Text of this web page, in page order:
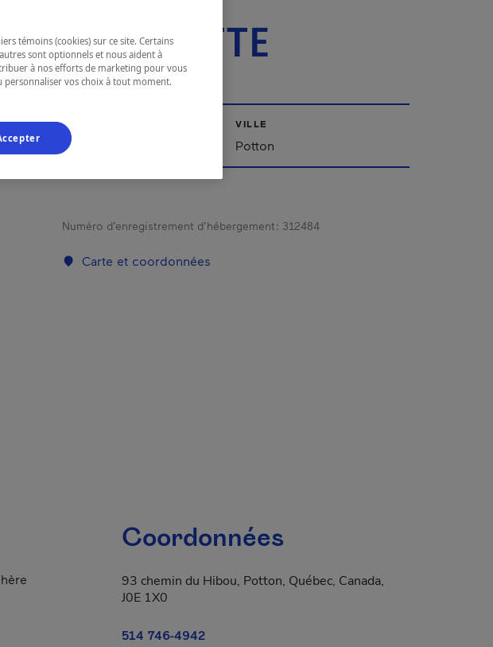
COSSETTE
RÉGION
Cantons-de-l'Est
VILLE
Potton
Numéro d’enregistrement d’hébergement : 312484
Carte et coordonnées
Coordonnées
93 chemin du Hibou, Potton, Québec, Canada,
J0E 1X0
514 746-4942
témoins (cookies) sur ce site. Certains
sont optionnels et nous aident à
à nos efforts de marketing pour vous
personnaliser vos choix à tout moment.
dans une nouvelle fenêtre.